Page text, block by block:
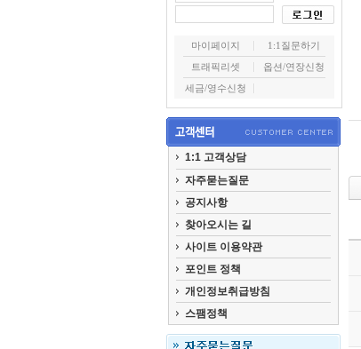
마이페이지
1:1질문하기
트래픽리셋
옵션/연장신청
세금/영수신청
1:1 고객상담
자주묻는질문
공지사항
찾아오시는 길
사이트 이용약관
포인트 정책
개인정보취급방침
스팸정책